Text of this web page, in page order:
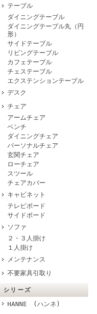
テーブル
ダイニングテーブル
ダイニングテーブル丸（円
形）
サイドテーブル
リビングテーブル
カフェテーブル
チェステーブル
エクステンションテーブル
デスク
チェア
アームチェア
ベンチ
ダイニングチェア
パーソナルチェア
玄関チェア
ローチェア
スツール
チェアカバー
キャビネット
テレビボード
サイドボード
ソファ
２・３人掛け
１人掛け
メンテナンス
不要家具引取り
シリーズ
HANNE (ハンネ)